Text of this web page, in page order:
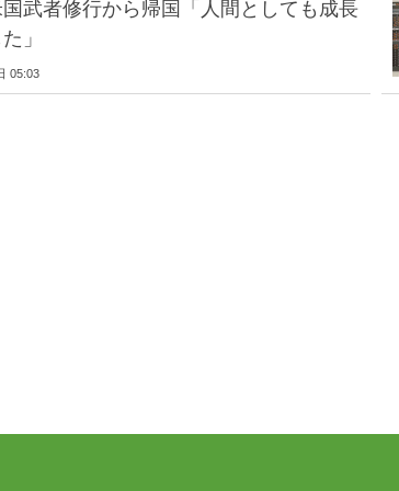
武者修行から帰国「人間としても成長
」
05:03